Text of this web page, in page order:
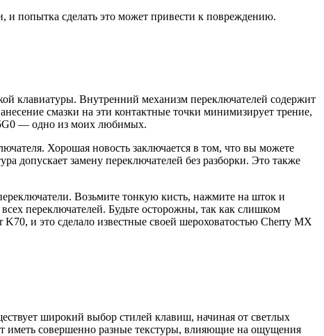
и попытка сделать это может привести к повреждению.
клавиатуры. Внутренний механизм переключателей содержит
смазки на эти контактные точки минимизирует трение,
— одно из моих любимых.
Хорошая новость заключается в том, что вы можете
допускает замену переключателей без разборки. Это также
Возьмите тонкую кисть, нажмите на шток и
переключателей. Будьте осторожны, так как слишком
и это сделало известные своей шероховатостью Cherry MX
широкий выбор стилей клавиш, начиная от светлых
иметь совершенно разные текстуры, влияющие на ощущения